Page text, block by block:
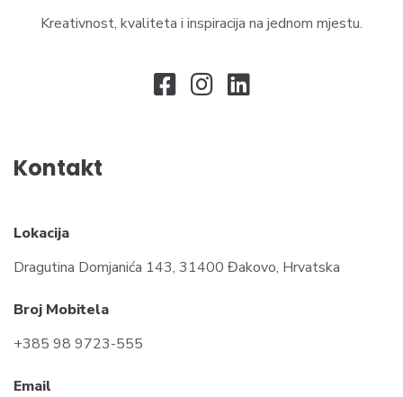
Kreativnost, kvaliteta i inspiracija na jednom mjestu.
Kontakt
Lokacija
Dragutina Domjanića 143, 31400 Đakovo, Hrvatska
Broj Mobitela
+385 98 9723-555
Email